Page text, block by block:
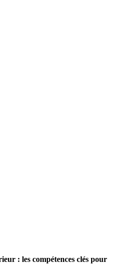
: les compétences clés pour